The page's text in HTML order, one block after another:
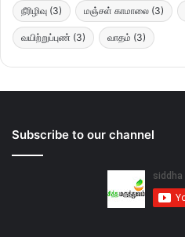
நீரிழிவு (3) மஞ்சள் காமாலை (3)
வயிற்றுப்புண் (3) வாதம் (3)
Subscribe to our channel